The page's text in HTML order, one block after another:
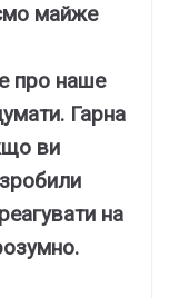
майже
про наше
Гарна
ви
на